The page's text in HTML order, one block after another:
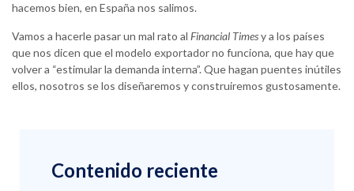
hacemos bien, en España nos salimos.
Vamos a hacerle pasar un mal rato al Financial Timesy a los países
que nos dicen que el modelo exportador no funciona, que hay que
volver a “estimular la demanda interna”. Que hagan puentes inútiles
ellos, nosotros se los diseñaremos y construiremos gustosamente.
Contenido reciente